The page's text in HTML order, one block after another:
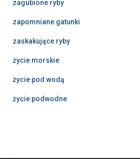
zagubione ryby
zapomniane gatunki
zaskakujące ryby
życie morskie
życie pod wodą
życie podwodne